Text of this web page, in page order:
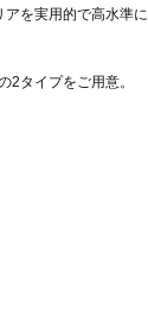
を実用的で高水準
タイプをご用意。